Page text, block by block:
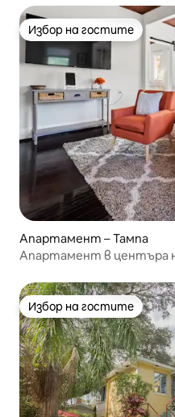
Избор на гостите
Избор на гостите
Апартамент – Тампа
Апартамент в центъра
Избор на гостите
Избор на гостите